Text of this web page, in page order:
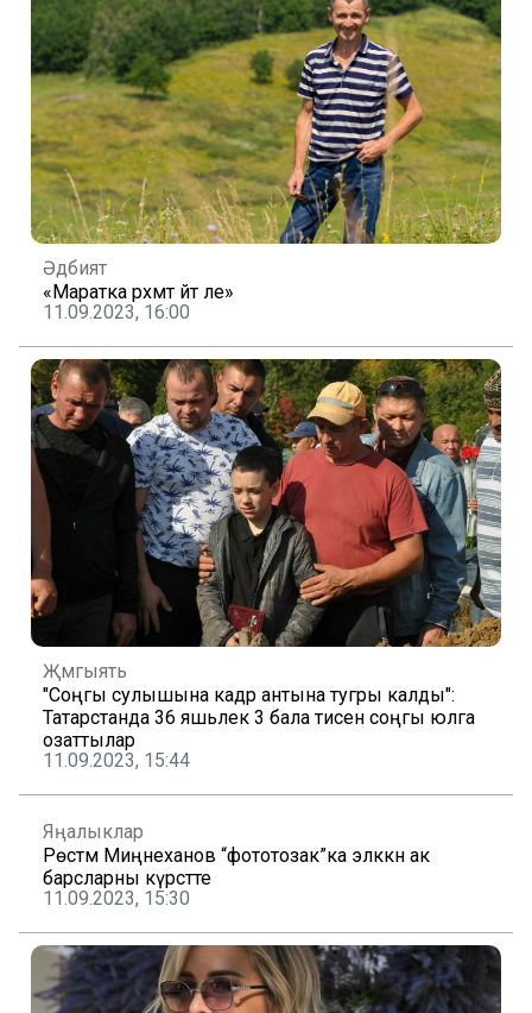
Әдәбият
«Маратка рәхмәт әйт әле»
11.09.2023, 16:00
Җәмгыять
"Соңгы сулышына кадәр антына тугры калды":
Татарстанда 36 яшьлек 3 бала әтисен соңгы юлга
озаттылар
11.09.2023, 15:44
Яңалыклар
Рөстәм Миңнеханов “фототозак”ка эләккән ак
барсларны күрсәтте
11.09.2023, 15:30